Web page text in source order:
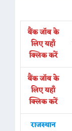
बैंक जॉब के
लिए यहाँ
क्लिक करें
बैंक जॉब के
लिए यहाँ
क्लिक करें
राजस्थान